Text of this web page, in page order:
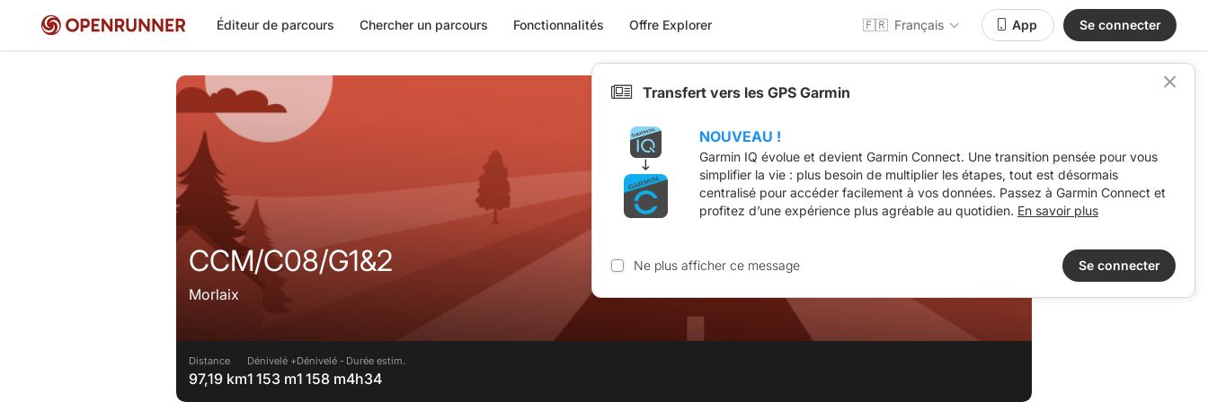
Éditeur de parcours Chercher un parcours Fonctionnalités Offre Explorer 🇫🇷 Français App Se connecter
CCM/C08/G1&2
Morlaix
Distance
97,19 km
Dénivelé +
1 153 m
Dénivelé -
1 158 m
Durée estim.
4h34
Transfert vers les GPS Garmin
NOUVEAU !
Garmin IQ évolue et devient Garmin Connect. Une transition pensée pour vous
simplifier la vie : plus besoin de multiplier les étapes, tout est désormais
centralisé pour accéder facilement à vos données. Passez à Garmin Connect et
profitez d’une expérience plus agréable au quotidien. En savoir plus
Ne plus afficher ce message Se connecter